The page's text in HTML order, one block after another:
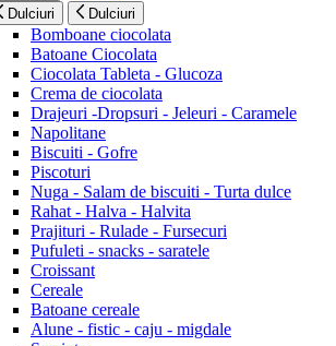
Dulciuri Dulciuri
Bomboane ciocolata
Batoane Ciocolata
Ciocolata Tableta - Glucoza
Crema de ciocolata
Drajeuri -Dropsuri - Jeleuri - Caramele
Napolitane
Biscuiti - Gofre
Piscoturi
Nuga - Salam de biscuiti - Turta dulce
Rahat - Halva - Halvita
Prajituri - Rulade - Fursecuri
Pufuleti - snacks - saratele
Croissant
Cereale
Batoane cereale
Alune - fistic - caju - migdale